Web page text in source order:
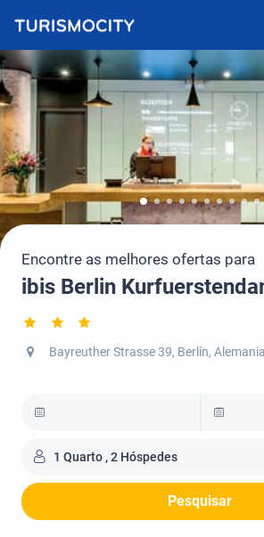
Encontre as melhores ofertas para
ibis Berlin
Bayreuther Strasse 39, Berlín, Alemania
1 Quarto , 2 Hóspedes
Pesquisar